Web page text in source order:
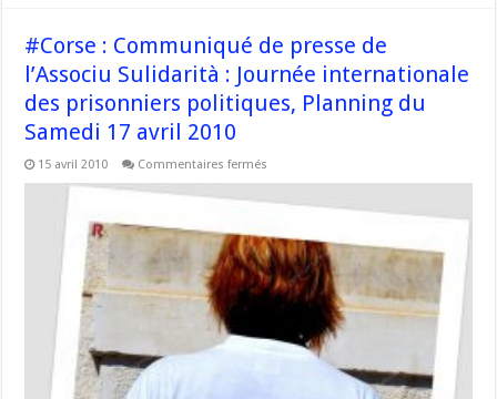
#Corse : Communiqué de presse de
l’Associu Sulidarità : Journée internationale
des prisonniers politiques, Planning du
Samedi 17 avril 2010
15 avril 2010 Commentaires fermés
Communiqué
presse
de
l’Associu
Sulidarità
:
Journée
internationale
des
prisonniers
politiques,